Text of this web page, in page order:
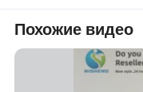
сон
Похожие видео